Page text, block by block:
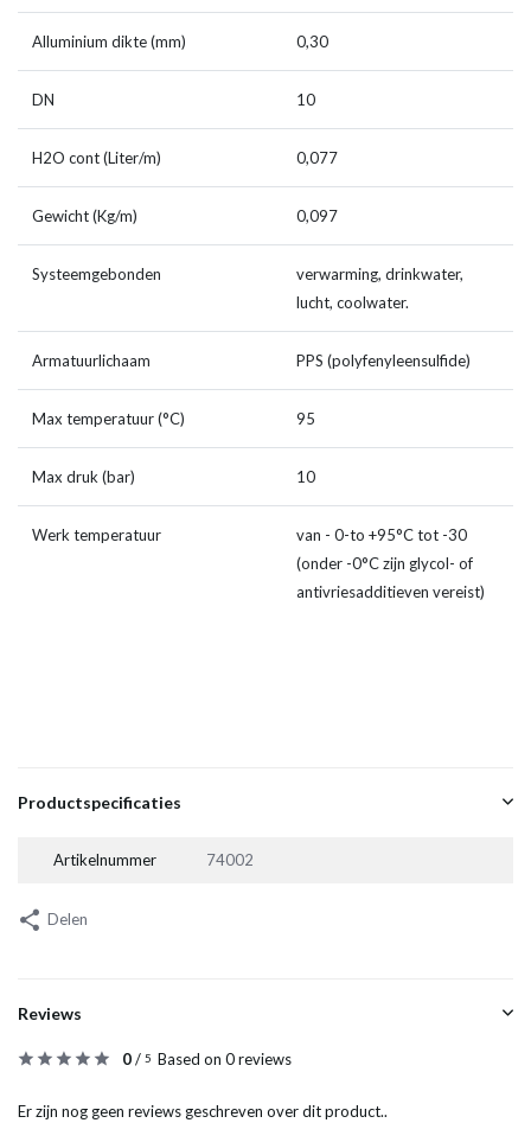
Alluminium dikte (mm) 0,30
DN 10
H2O cont (Liter/m) 0,077
Gewicht (Kg/m) 0,097
Systeemgebonden
verwarming, drinkwater,
lucht, coolwater.
Armatuurlichaam PPS (polyfenyleensulfide)
Max temperatuur (°C) 95
Max druk (bar) 10
Werk temperatuur
van - 0-to +95°C tot -30
(onder -0°C zijn glycol- of
antivriesadditieven vereist)
Productspecificaties
Artikelnummer 74002
Delen
Reviews
0/ 5 Based on 0 reviews
Er zijn nog geen reviews geschreven over dit product..